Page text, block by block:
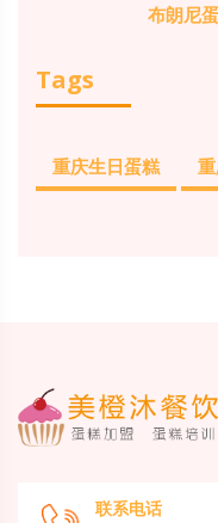
布朗尼
Tags
重庆生日蛋糕
联系电话